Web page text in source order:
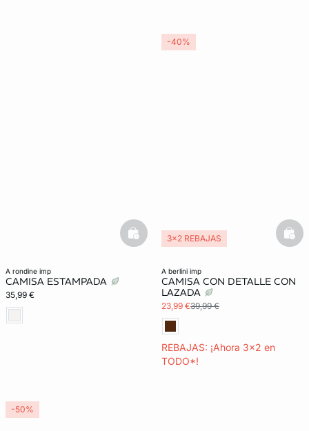
a rondine imp
CAMISA ESTAMPADA
35,99 €
basketfull
a berlini imp
CAMISA CON DETALLE CON
LAZADA
23,99 €39,99 €
REBAJAS: ¡Ahora 3x2 en
TODO*!
3x2 REBAJAS
-40%
-50%